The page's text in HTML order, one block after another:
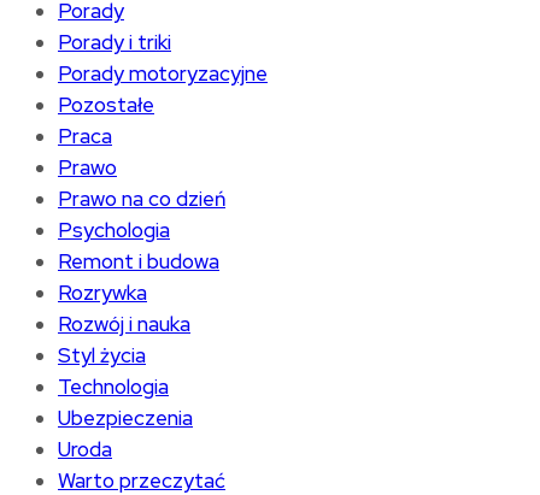
Porady
Porady i triki
Porady motoryzacyjne
Pozostałe
Praca
Prawo
Prawo na co dzień
Psychologia
Remont i budowa
Rozrywka
Rozwój i nauka
Styl życia
Technologia
Ubezpieczenia
Uroda
Warto przeczytać